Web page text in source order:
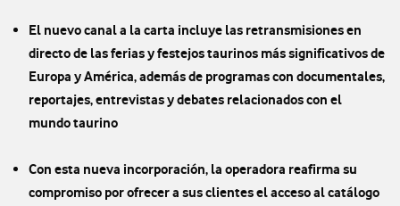
El nuevo canal a la carta incluye las retransmisiones en
directo de las ferias y festejos taurinos más significativos de
Europa y América, además de programas con documentales,
reportajes, entrevistas y debates relacionados con el
mundo taurino
Con esta nueva incorporación, la operadora reafirma su
compromiso por ofrecer a sus clientes el acceso al catálogo